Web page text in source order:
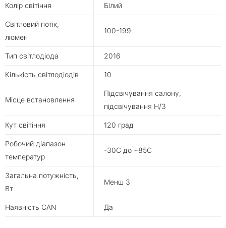
Колір світіння Білий
Світловий потік,
люмен
100-199
Тип світлодіода 2016
Кількість світлодіодів 10
Місце встановлення
Підсвічування салону,
підсвічування Н/З
Кут світіння 120 град
Робочий діапазон
температур
-30С до +85С
Загальна потужність,
Вт
Менш 3
Наявність CAN Да